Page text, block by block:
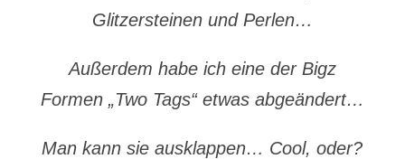
Glitzersteinen und Perlen…
Außerdem habe ich eine der Bigz
Formen „Two Tags“ etwas abgeändert…
Man kann sie ausklappen… Cool, oder?